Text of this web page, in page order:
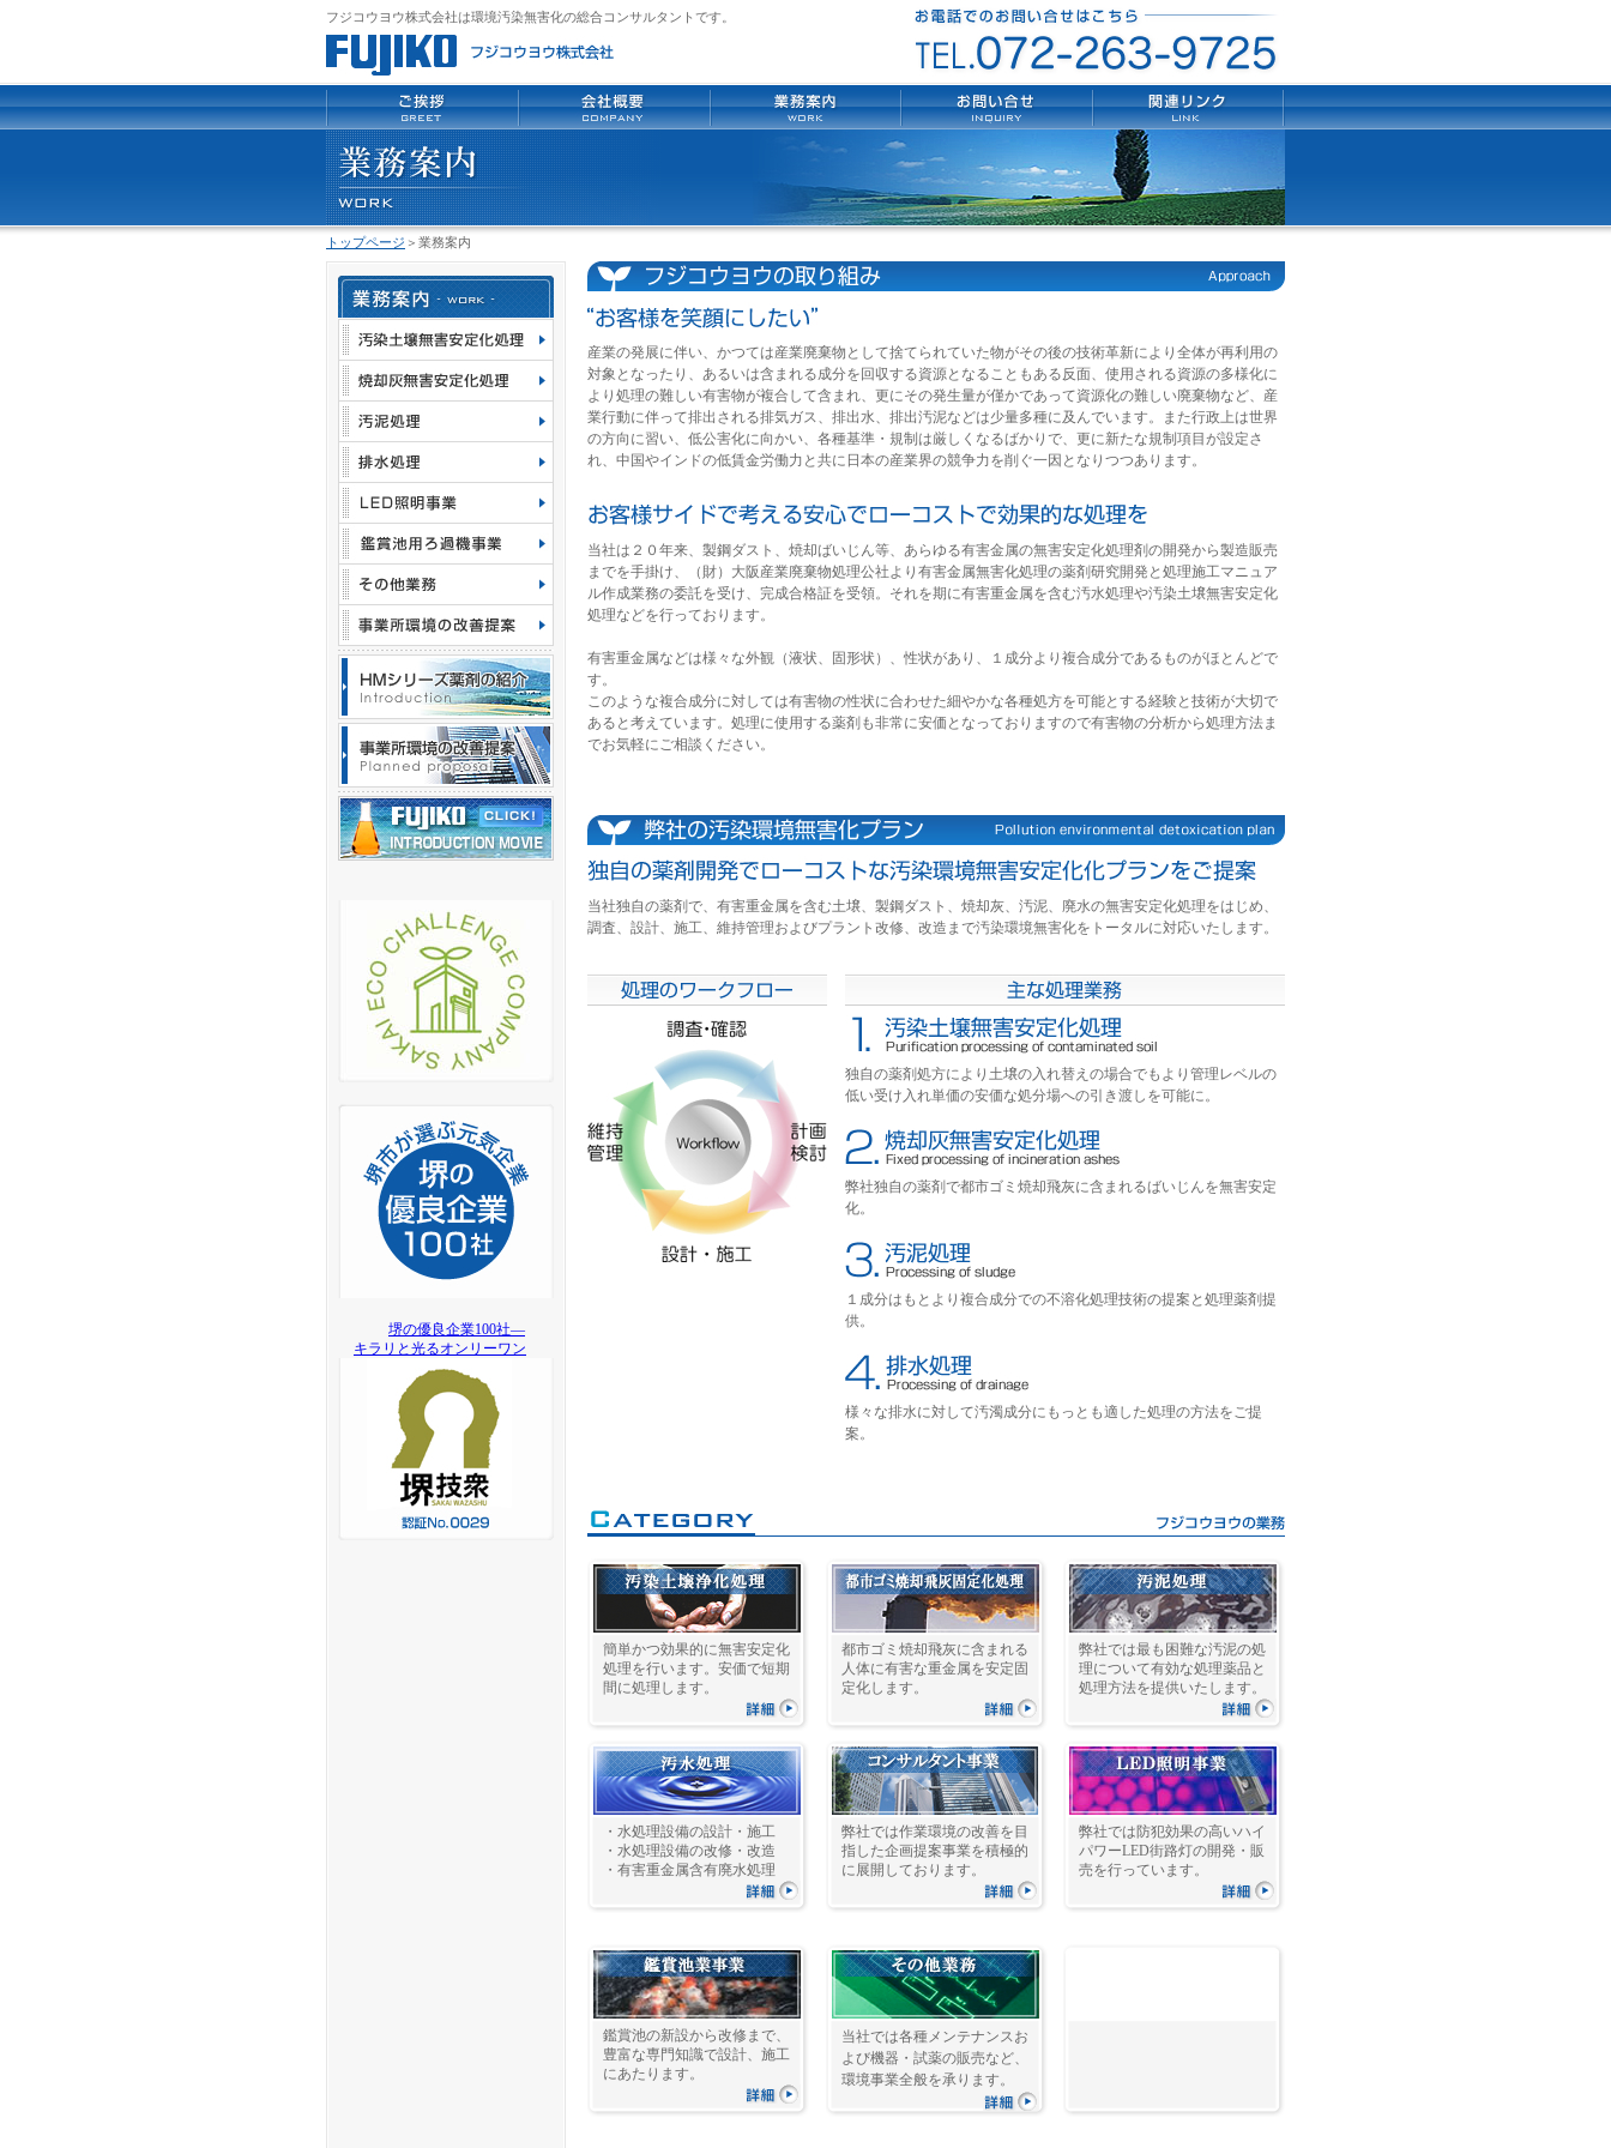
フジコウヨウ株式会社は環境汚染無害化の総合コンサルタントです。
トップページ ＞業務案内
堺の優良企業100社―
キラリと光るオンリーワン
産業の発展に伴い、かつては産業廃棄物として捨てられていた物がその後の技術革新により全体が再利用の
対象となったり、あるいは含まれる成分を回収する資源となることもある反面、使用される資源の多様化に
より処理の難しい有害物が複合して含まれ、更にその発生量が僅かであって資源化の難しい廃棄物など、産
業行動に伴って排出される排気ガス、排出水、排出汚泥などは少量多種に及んでいます。また行政上は世界
の方向に習い、低公害化に向かい、各種基準・規制は厳しくなるばかりで、更に新たな規制項目が設定さ
れ、中国やインドの低賃金労働力と共に日本の産業界の競争力を削ぐ一因となりつつあります。
当社は２０年来、製鋼ダスト、焼却ばいじん等、あらゆる有害金属の無害安定化処理剤の開発から製造販売
までを手掛け、（財）大阪産業廃棄物処理公社より有害金属無害化処理の薬剤研究開発と処理施工マニュア
ル作成業務の委託を受け、完成合格証を受領。それを期に有害重金属を含む汚水処理や汚染土壌無害安定化
処理などを行っております。
有害重金属などは様々な外観（液状、固形状）、性状があり、１成分より複合成分であるものがほとんどで
す。
このような複合成分に対しては有害物の性状に合わせた細やかな各種処方を可能とする経験と技術が大切で
あると考えています。処理に使用する薬剤も非常に安価となっておりますので有害物の分析から処理方法ま
でお気軽にご相談ください。
当社独自の薬剤で、有害重金属を含む土壌、製鋼ダスト、焼却灰、汚泥、廃水の無害安定化処理をはじめ、
調査、設計、施工、維持管理およびプラント改修、改造まで汚染環境無害化をトータルに対応いたします。
独自の薬剤処方により土壌の入れ替えの場合でもより管理レベルの
低い受け入れ単価の安価な処分場への引き渡しを可能に。
弊社独自の薬剤で都市ゴミ焼却飛灰に含まれるばいじんを無害安定
化。
１成分はもとより複合成分での不溶化処理技術の提案と処理薬剤提
供。
様々な排水に対して汚濁成分にもっとも適した処理の方法をご提
案。
簡単かつ効果的に無害安定化
処理を行います。安価で短期
間に処理します。
都市ゴミ焼却飛灰に含まれる
人体に有害な重金属を安定固
定化します。
弊社では最も困難な汚泥の処
理について有効な処理薬品と
処理方法を提供いたします。
・水処理設備の設計・施工
・水処理設備の改修・改造
・有害重金属含有廃水処理
弊社では作業環境の改善を目
指した企画提案事業を積極的
に展開しております。
弊社では防犯効果の高いハイ
パワーLED街路灯の開発・販
売を行っています。
鑑賞池の新設から改修まで、
豊富な専門知識で設計、施工
にあたります。
当社では各種メンテナンスお
よび機器・試薬の販売など、
環境事業全般を承ります。